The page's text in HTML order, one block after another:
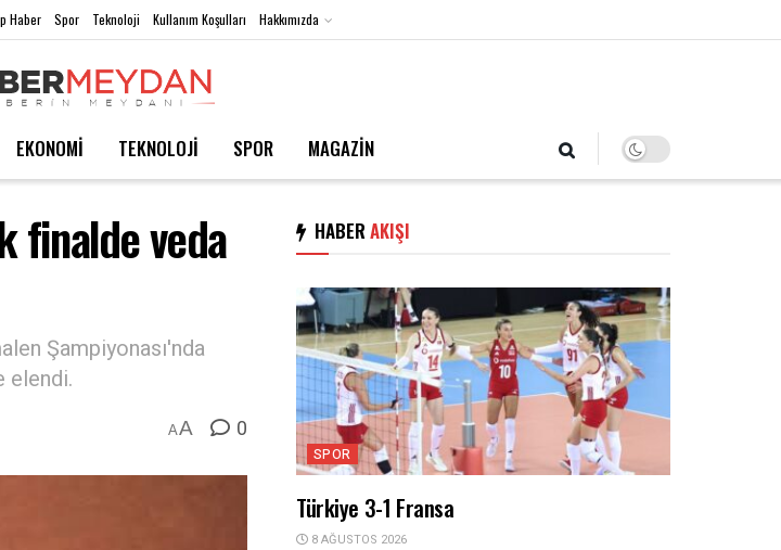
Haber Spor Teknoloji Kullanım Koşulları Hakkımızda
EKONOMİ TEKNOLOJİ SPOR MAGAZİN
finalde veda
Şampiyonası'nda
elendi.
AA 0
HABER AKIŞI
SPOR
Türkiye 3-1 Fransa
8 AĞUSTOS 2026